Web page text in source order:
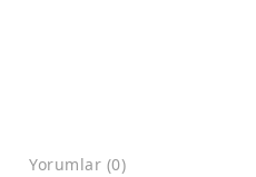
Yorumlar (0)